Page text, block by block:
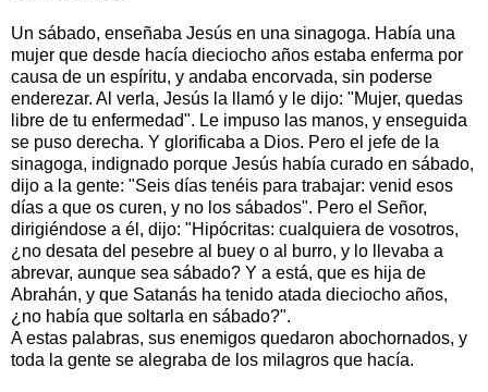
Un sábado, enseñaba Jesús en una sinagoga. Había una
mujer que desde hacía dieciocho años estaba enferma por
causa de un espíritu, y andaba encorvada, sin poderse
enderezar. Al verla, Jesús la llamó y le dijo: "Mujer, quedas
libre de tu enfermedad". Le impuso las manos, y enseguida
se puso derecha. Y glorificaba a Dios. Pero el jefe de la
sinagoga, indignado porque Jesús había curado en sábado,
dijo a la gente: "Seis días tenéis para trabajar: venid esos
días a que os curen, y no los sábados". Pero el Señor,
dirigiéndose a él, dijo: "Hipócritas: cualquiera de vosotros,
¿no desata del pesebre al buey o al burro, y lo llevaba a
abrevar, aunque sea sábado? Y a está, que es hija de
Abrahán, y que Satanás ha tenido atada dieciocho años,
¿no había que soltarla en sábado?".
A estas palabras, sus enemigos quedaron abochornados, y
toda la gente se alegraba de los milagros que hacía.